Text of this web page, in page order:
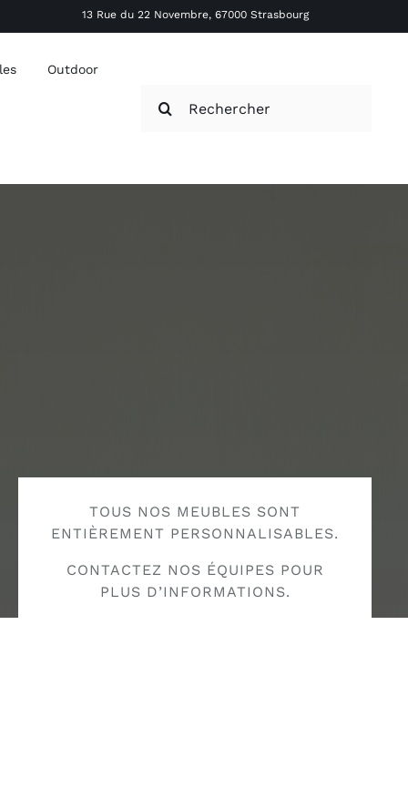
13 Rue du 22 Novembre, 67000 Strasbourg
Outdoor
TOUS NOS MEUBLES SONT
ENTIÈREMENT PERSONNALISABLES.
CONTACTEZ NOS ÉQUIPES POUR
PLUS D’INFORMATIONS.